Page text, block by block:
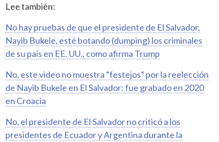
Lee también:
No hay pruebas de que el presidente de El Salvador,
Nayib Bukele, esté botando (dumping) los criminales
de su país en EE. UU., como afirma Trump
No, este video no muestra “festejos” por la reelección
de Nayib Bukele en El Salvador: fue grabado en 2020
en Croacia
No, el presidente de El Salvador no criticó a los
presidentes de Ecuador y Argentina durante la